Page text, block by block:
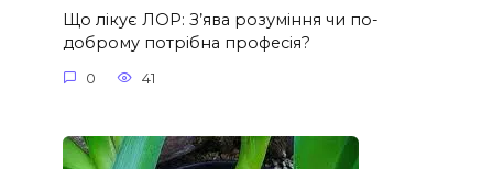
Що лікує ЛОР: З’ява розуміння чи по-
доброму потрібна професія?
0 41